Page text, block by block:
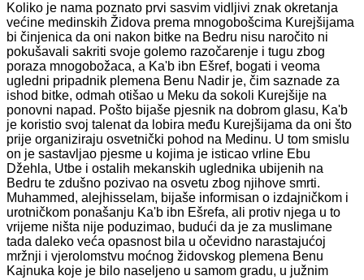
Koliko je nama poznato prvi sasvim vidljivi znak okretanja
većine medinskih Židova prema mnogobošcima Kurejšijama
bi činjenica da oni nakon bitke na Bedru nisu naročito ni
pokušavali sakriti svoje golemo razočarenje i tugu zbog
poraza mnogobožaca, a Ka'b ibn Ešref, bogati i veoma
ugledni pripadnik plemena Benu Nadir je, čim saznade za
ishod bitke, odmah otišao u Meku da sokoli Kurejšije na
ponovni napad. Pošto bijaše pjesnik na dobrom glasu, Ka'b
je koristio svoj talenat da lobira među Kurejšijama da oni što
prije organiziraju osvetnički pohod na Medinu. U tom smislu
on je sastavljao pjesme u kojima je isticao vrline Ebu
Džehla, Utbe i ostalih mekanskih uglednika ubijenih na
Bedru te zdušno pozivao na osvetu zbog njihove smrti.
Muhammed, alejhisselam, bijaše informisan o izdajničkom i
urotničkom ponašanju Ka'b ibn Ešrefa, ali protiv njega u to
vrijeme ništa nije poduzimao, budući da je za muslimane
tada daleko veća opasnost bila u očevidno narastajućoj
mržnji i vjerolomstvu moćnog židovskog plemena Benu
Kajnuka koje je bilo naseljeno u samom gradu, u južnim